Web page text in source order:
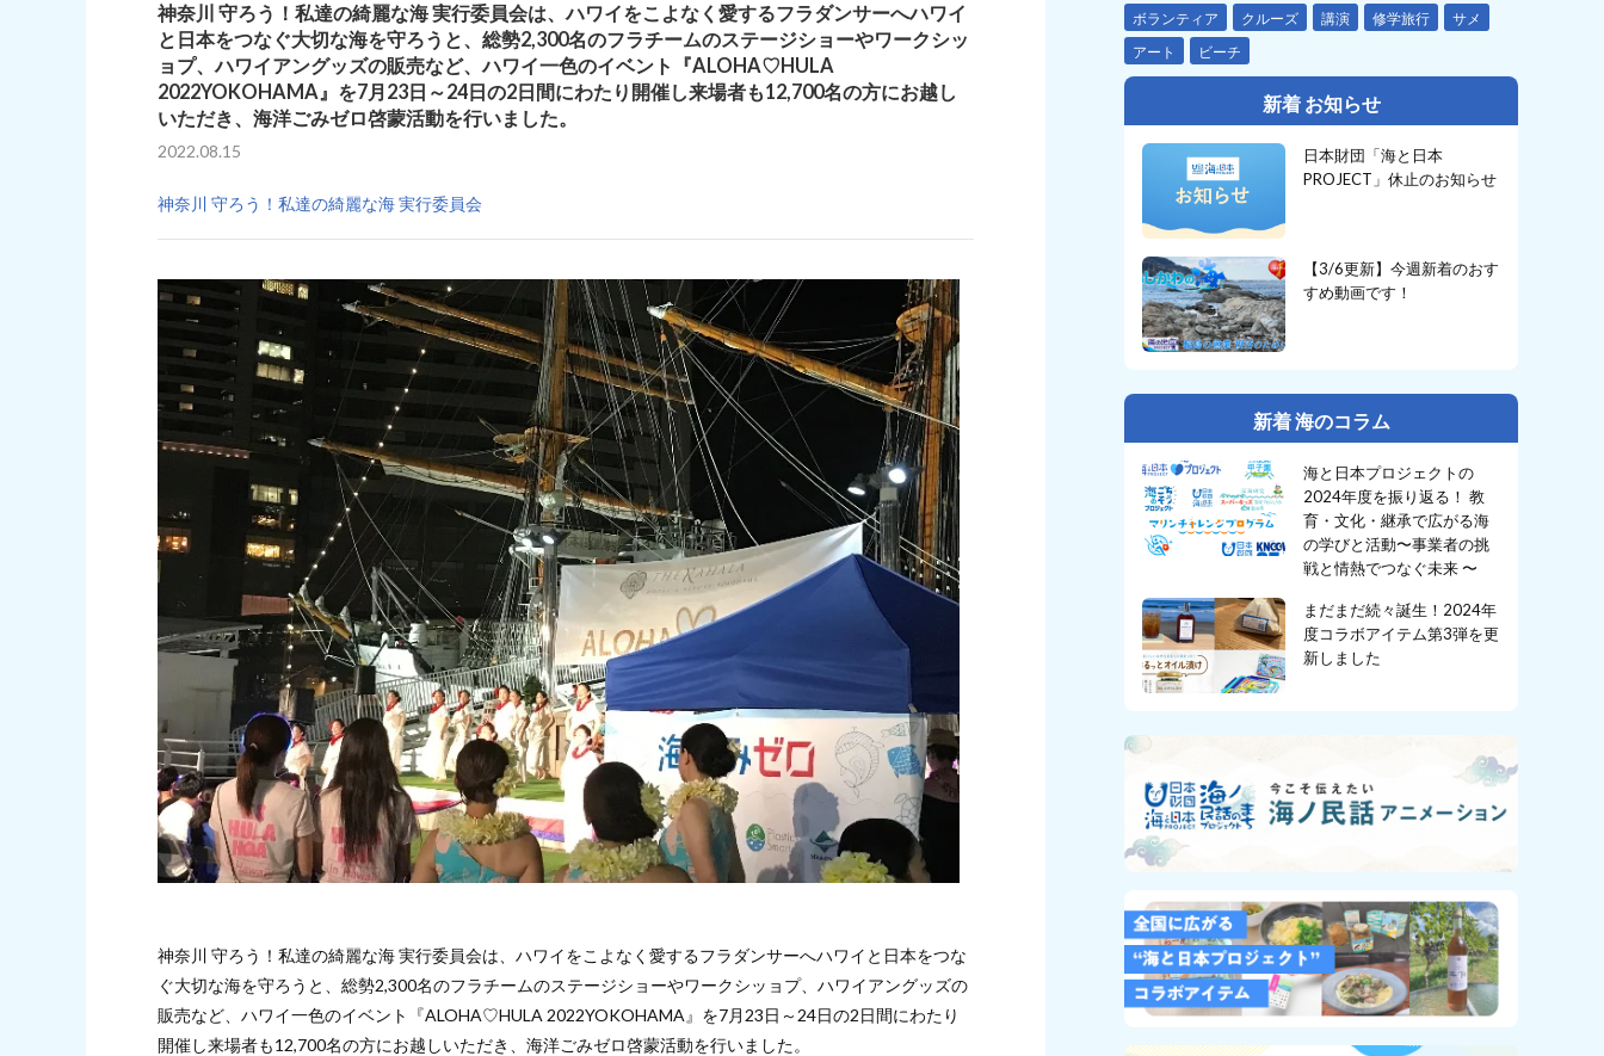
神奈川 守ろう！私達の綺麗な海 実行委員会は、ハワイをこよなく愛するフラダンサーへハワイ
と日本をつなぐ大切な海を守ろうと、総勢2,300名のフラチームのステージショーやワークシッ
ョプ、ハワイアングッズの販売など、ハワイ一色のイベント『ALOHA♡HULA
2022YOKOHAMA』を7月23日～24日の2日間にわたり開催し来場者も12,700名の方にお越し
いただき、海洋ごみゼロ啓蒙活動を行いました。
2022.08.15
神奈川 守ろう！私達の綺麗な海 実行委員会
神奈川 守ろう！私達の綺麗な海 実行委員会は、ハワイをこよなく愛するフラダンサーへハワイと日本をつな
ぐ大切な海を守ろうと、総勢2,300名のフラチームのステージショーやワークシッョプ、ハワイアングッズの
販売など、ハワイ一色のイベント『ALOHA♡HULA 2022YOKOHAMA』を7月23日～24日の2日間にわたり
開催し来場者も12,700名の方にお越しいただき、海洋ごみゼロ啓蒙活動を行いました。
ボランティア
クルーズ 講演 修学旅行
サメ
アート
ビーチ
新着 お知らせ
日本財団「海と日本
PROJECT」休止のお知らせ
【3/6更新】今週新着のおす
すめ動画です！
新着 海のコラム
海と日本プロジェクトの
2024年度を振り返る！ 教
育・文化・継承で広がる海
の学びと活動〜事業者の挑
戦と情熱でつなぐ未来 〜
まだまだ続々誕生！2024年
度コラボアイテム第3弾を更
新しました